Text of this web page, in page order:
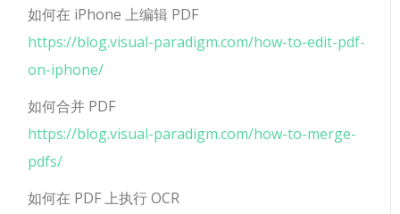
如何在 iPhone 上编辑 PDF
https://blog.visual-paradigm.com/how-to-edit-pdf-
on-iphone/
如何合并 PDF
https://blog.visual-paradigm.com/how-to-merge-
pdfs/
如何在 PDF 上执行 OCR